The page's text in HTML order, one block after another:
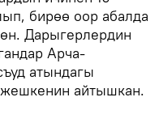
бирөө оор абалда
Дарыгерлердин
Арча-
атындагы
айтышкан.